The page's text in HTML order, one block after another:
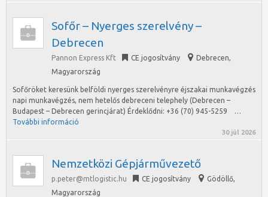
Sofőr – Nyerges szerelvény –
Debrecen
Pannon Express Kft CE jogosítvány Debrecen,
Magyarország
Sofőröket keresünk belföldi nyerges szerelvényre éjszakai munkavégzés
napi munkavégzés, nem hetelős debreceni telephely (Debrecen –
Budapest – Debrecen gerincjárat) Érdeklődni: +36 (70) 945-5259 …
További információ
30 júl 2026
Nemzetközi Gépjárművezető
p.peter@mtlogistic.hu CE jogosítvány Gödöllő,
Magyarország